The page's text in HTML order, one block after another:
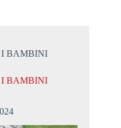
BAMBINI
BAMBINI